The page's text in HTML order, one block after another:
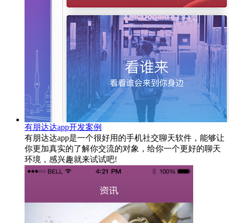
有朋达达app开发案例
有朋达达app是一个很好用的手机社交聊天软件，能够让
你更加真实的了解你交流的对象，给你一个更好的聊天
环境，感兴趣就来试试吧!